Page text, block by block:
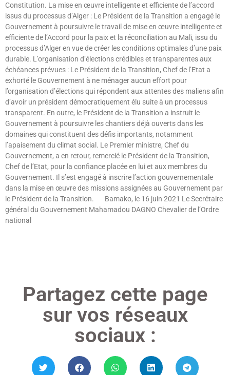
Constitution. La mise en œuvre intelligente et efficiente de l’accord
issus du processus d’Alger : Le Président de la Transition a engagé le
Gouvernement à poursuivre le travail de mise en œuvre intelligente et
efficiente de l’Accord pour la paix et la réconciliation au Mali, issu du
processus d’Alger en vue de créer les conditions optimales d’une paix
durable. L’organisation d’élections crédibles et transparentes aux
échéances prévues : Le Président de la Transition, Chef de l’Etat a
exhorté le Gouvernement à ne ménager aucun effort pour
l’organisation d’élections qui répondent aux attentes des maliens afin
d’avoir un président démocratiquement élu suite à un processus
transparent. En outre, le Président de la Transition a instruit le
Gouvernement à poursuivre les chantiers déjà ouverts dans les
domaines qui constituent des défis importants, notamment
l’apaisement du climat social. Le Premier ministre, Chef du
Gouvernement, a en retour, remercié le Président de la Transition,
Chef de l’Etat, pour la confiance placée en lui et aux membres du
Gouvernement. Il s’est engagé à inscrire l’action gouvernementale
dans la mise en œuvre des missions assignées au Gouvernement par
le Président de la Transition. Bamako, le 16 juin 2021 Le Secrétaire
général du Gouvernement Mahamadou DAGNO Chevalier de l’Ordre
national
Partagez cette page
sur vos réseaux
sociaux :